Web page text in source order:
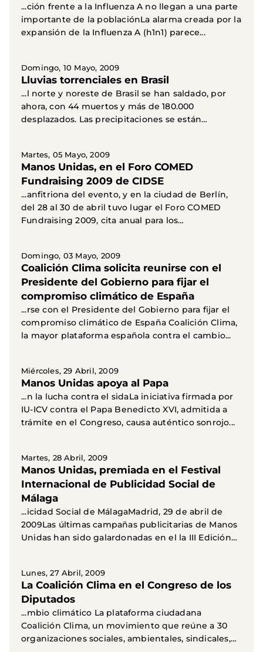
...ción frente a la Influenza A no llegan a una parte
importante de la poblaciónLa alarma creada por la
expansión de la Influenza A (h1n1) parece...
Domingo, 10 Mayo, 2009
Lluvias torrenciales en Brasil
...l norte y noreste de Brasil se han saldado, por
ahora, con 44 muertos y más de 180.000
desplazados. Las precipitaciones se están
Martes, 05 Mayo, 2009
Manos Unidas, en el Foro COMED
Fundraising 2009 de CIDSE
...anfitriona del evento, y en la ciudad de Berlín,
del 28 al 30 de abril tuvo lugar el Foro COMED
Fundraising 2009, cita anual para los
Domingo, 03 Mayo, 2009
Coalición Clima solicita reunirse con el
Presidente del Gobierno para fijar el
compromiso climático de España
...rse con el Presidente del Gobierno para fijar el
compromiso climático de España Coalición Clima,
la mayor plataforma española contra el cambio...
Miércoles, 29 Abril, 2009
Manos Unidas apoya al Papa
...n la lucha contra el sidaLa iniciativa firmada por
IU-ICV contra el Papa Benedicto XVI, admitida a
trámite en el Congreso, causa auténtico sonrojo...
Martes, 28 Abril, 2009
Manos Unidas, premiada en el Festival
Internacional de Publicidad Social de
Málaga
...icidad Social de MálagaMadrid, 29 de abril de
2009Las últimas campañas publicitarias de Manos
Unidas han sido galardonadas en el la III Edición
Lunes, 27 Abril, 2009
La Coalición Clima en el Congreso de los
Diputados
...mbio climático La plataforma ciudadana
Coalición Clima, un movimiento que reúne a 30
organizaciones sociales, ambientales, sindicales,